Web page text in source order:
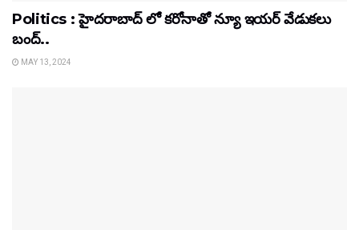
Politics : హైదరాబాద్ లో కరోనాతో న్యూ ఇయర్ వేడుకలు
బంద్..
MAY 13, 2024